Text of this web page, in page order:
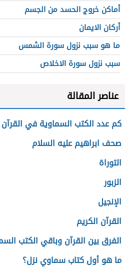
أماكن خروج الحسد من الجسم
أركان الايمان
ما هو سبب نزول سورة الشمس
سبب نزول سورة الاخلاص
عناصر المقالة
كم عدد الكتب السماوية في القرآن
صحف ابراهيم عليه السلام
التوراة
الزبور
الإنجيل
القرآن الكريم
الفرق بين القرآن وباقي الكتب
ما هو أول كتاب سماوي نزل؟